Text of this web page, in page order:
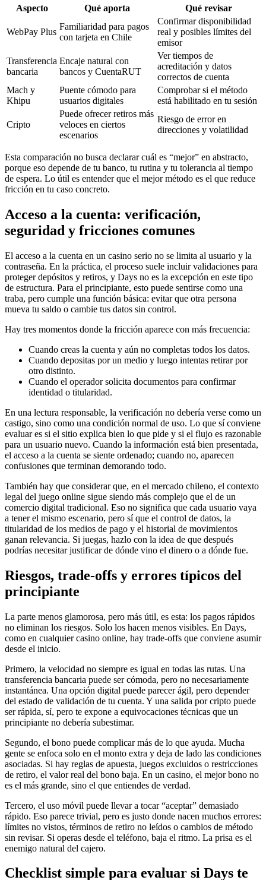
Aspecto Qué aporta Qué revisar
WebPay Plus
Familiaridad para pagos
con tarjeta en Chile
Confirmar disponibilidad
real y posibles límites del
emisor
Transferencia
bancaria
Encaje natural con
bancos y CuentaRUT
Ver tiempos de
acreditación y datos
correctos de cuenta
Mach y
Khipu
Puente cómodo para
usuarios digitales
Comprobar si el método
está habilitado en tu sesión
Cripto
Puede ofrecer retiros más
veloces en ciertos
escenarios
Riesgo de error en
direcciones y volatilidad
Esta comparación no busca declarar cuál es “mejor” en abstracto,
porque eso depende de tu banco, tu rutina y tu tolerancia al tiempo
de espera. Lo útil es entender que el mejor método es el que reduce
fricción en tu caso concreto.
Acceso a la cuenta: verificación,
seguridad y fricciones comunes
El acceso a la cuenta en un casino serio no se limita al usuario y la
contraseña. En la práctica, el proceso suele incluir validaciones para
proteger depósitos y retiros, y Days no es la excepción en este tipo
de estructura. Para el principiante, esto puede sentirse como una
traba, pero cumple una función básica: evitar que otra persona
mueva tu saldo o cambie tus datos sin control.
Hay tres momentos donde la fricción aparece con más frecuencia:
Cuando creas la cuenta y aún no completas todos los datos.
Cuando depositas por un medio y luego intentas retirar por
otro distinto.
Cuando el operador solicita documentos para confirmar
identidad o titularidad.
En una lectura responsable, la verificación no debería verse como un
castigo, sino como una condición normal de uso. Lo que sí conviene
evaluar es si el sitio explica bien lo que pide y si el flujo es razonable
para un usuario nuevo. Cuando la información está bien presentada,
el acceso a la cuenta se siente ordenado; cuando no, aparecen
confusiones que terminan demorando todo.
También hay que considerar que, en el mercado chileno, el contexto
legal del juego online sigue siendo más complejo que el de un
comercio digital tradicional. Eso no significa que cada usuario vaya
a tener el mismo escenario, pero sí que el control de datos, la
titularidad de los medios de pago y el historial de movimientos
ganan relevancia. Si juegas, hazlo con la idea de que después
podrías necesitar justificar de dónde vino el dinero o a dónde fue.
Riesgos, trade-offs y errores típicos del
principiante
La parte menos glamorosa, pero más útil, es esta: los pagos rápidos
no eliminan los riesgos. Solo los hacen menos visibles. En Days,
como en cualquier casino online, hay trade-offs que conviene asumir
desde el inicio.
Primero, la velocidad no siempre es igual en todas las rutas. Una
transferencia bancaria puede ser cómoda, pero no necesariamente
instantánea. Una opción digital puede parecer ágil, pero depender
del estado de validación de tu cuenta. Y una salida por cripto puede
ser rápida, sí, pero te expone a equivocaciones técnicas que un
principiante no debería subestimar.
Segundo, el bono puede complicar más de lo que ayuda. Mucha
gente se enfoca solo en el monto extra y deja de lado las condiciones
asociadas. Si hay reglas de apuesta, juegos excluidos o restricciones
de retiro, el valor real del bono baja. En un casino, el mejor bono no
es el más grande, sino el que entiendes de verdad.
Tercero, el uso móvil puede llevar a tocar “aceptar” demasiado
rápido. Eso parece trivial, pero es justo donde nacen muchos errores:
límites no vistos, términos de retiro no leídos o cambios de método
sin revisar. Si operas desde el teléfono, baja el ritmo. La prisa es el
enemigo natural del cajero.
Checklist simple para evaluar si Days te